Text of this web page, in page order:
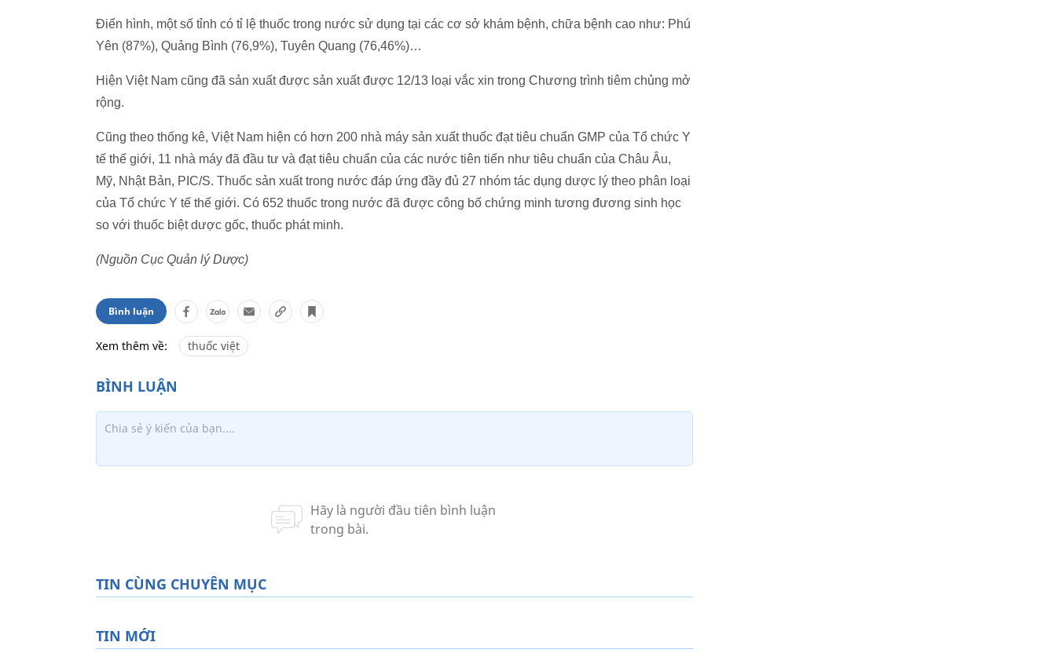
Điển hình, một số tỉnh có tỉ lệ thuốc trong nước sử dụng tại các cơ sở khám bệnh, chữa bệnh cao như: Phú
Yên (87%), Quảng Bình (76,9%), Tuyên Quang (76,46%)…
Hiện Việt Nam cũng đã sản xuất được sản xuất được 12/13 loại vắc xin trong Chương trình tiêm chủng mở
rộng.
Cũng theo thống kê, Việt Nam hiện có hơn 200 nhà máy sản xuất thuốc đạt tiêu chuẩn GMP của Tổ chức Y
tế thế giới, 11 nhà máy đã đầu tư và đạt tiêu chuẩn của các nước tiên tiến như tiêu chuẩn của Châu Âu,
Mỹ, Nhật Bản, PIC/S. Thuốc sản xuất trong nước đáp ứng đầy đủ 27 nhóm tác dụng dược lý theo phân loại
của Tổ chức Y tế thế giới. Có 652 thuốc trong nước đã được công bố chứng minh tương đương sinh học
so với thuốc biệt dược gốc, thuốc phát minh.
(Nguồn Cục Quản lý Dược)
Bình luận
Xem thêm về: thuốc việt
TIN CÙNG CHUYÊN MỤC
TIN MỚI